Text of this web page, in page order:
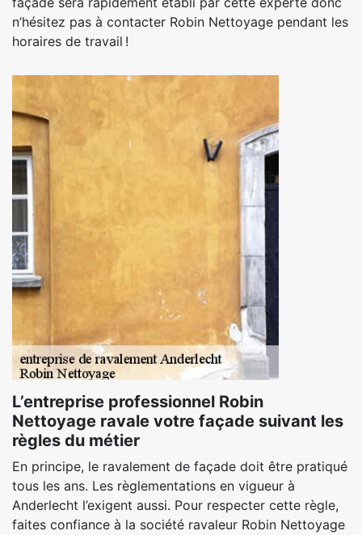
n’hésitez pas à contacter Robin Nettoyage pendant les
horaires de travail !
L’entreprise professionnel Robin
Nettoyage ravale votre façade suivant les
règles du métier
En principe, le ravalement de façade doit être pratiqué
tous les ans. Les règlementations en vigueur à
Anderlecht l’exigent aussi. Pour respecter cette règle,
faites confiance à la société ravaleur Robin Nettoyage